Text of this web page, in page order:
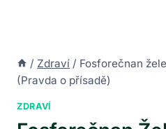
/ Zdraví / Fosforečnan
(Pravda o přísadě)
ZDRAVÍ